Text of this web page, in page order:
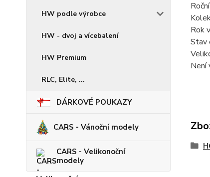
HW podle výrobce
HW - dvoj a vícebalení
HW Premium
RLC, Elite, ...
DÁRKOVÉ POUKAZY
CARS - Vánoční modely
CARS - Velikonoční
modely
Rok
Stav
Není